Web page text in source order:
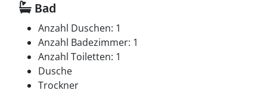
Bad
Anzahl Duschen: 1
Anzahl Badezimmer: 1
Anzahl Toiletten: 1
Dusche
Trockner